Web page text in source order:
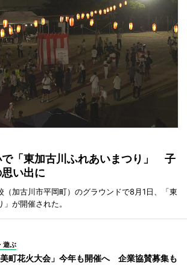
で「東加古川ふれあいまつり」 子
い出に
（加古川市平岡町）のグラウンドで8月1日、「東
が開催された。
遊ぶ
美町花火大会」今年も開催へ 企業協賛募集も